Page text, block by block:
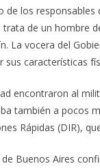
de los
trata de un hombre
La vocera del
sus características
encontraron al
también a pocos
Rápidas (DIR),
de Buenos Aires